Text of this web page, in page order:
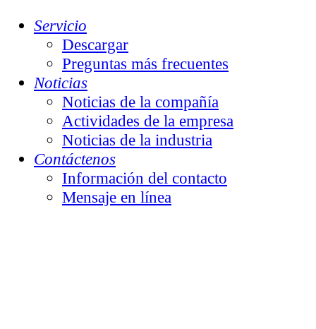
Servicio
Descargar
Preguntas más frecuentes
Noticias
Noticias de la compañía
Actividades de la empresa
Noticias de la industria
Contáctenos
Información del contacto
Mensaje en línea